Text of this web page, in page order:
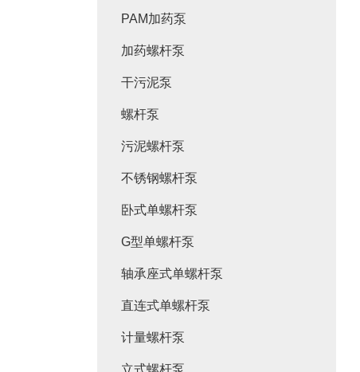
PAM加药泵
加药螺杆泵
干污泥泵
螺杆泵
污泥螺杆泵
不锈钢螺杆泵
卧式单螺杆泵
G型单螺杆泵
轴承座式单螺杆泵
直连式单螺杆泵
计量螺杆泵
立式螺杆泵